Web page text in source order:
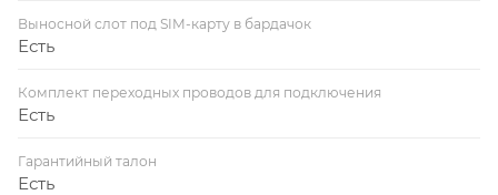
Выносной слот под SIM-карту в бардачок
Есть
Комплект переходных проводов для подключения
Есть
Гарантийный талон
Есть